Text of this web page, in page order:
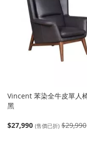
Vincent 苯染全牛皮單人
黑
$27,990 (售價已折) $29,990